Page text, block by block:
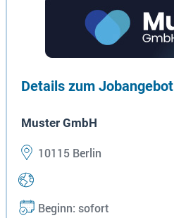
Details zum Jobangebot
Muster GmbH
10115 Berlin
Beginn: sofort